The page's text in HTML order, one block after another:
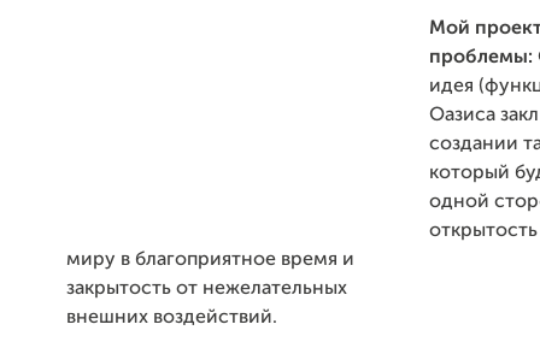
Мой
проблемы:
идея
Оазиса
создании
который
одной
миру в благоприятное время и
закрытость от нежелательных
внешних воздействий.